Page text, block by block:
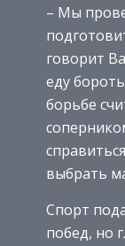
– Мы
говорит
еду
борьбе
выбрать
Спорт
побед, но